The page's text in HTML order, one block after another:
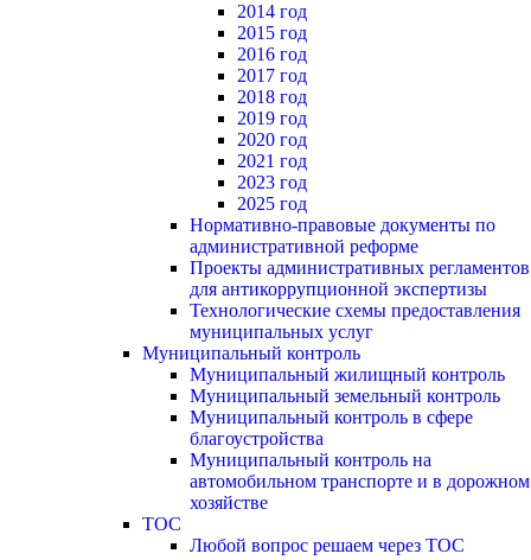
2014 год
2015 год
2016 год
2017 год
2018 год
2019 год
2020 год
2021 год
2023 год
2025 год
Нормативно-правовые документы по
административной реформе
Проекты административных регламентов
для антикоррупционной экспертизы
Технологические схемы предоставления
муниципальных услуг
Муниципальный контроль
Муниципальный жилищный контроль
Муниципальный земельный контроль
Муниципальный контроль в сфере
благоустройства
Муниципальный контроль на
автомобильном транспорте и в дорожном
хозяйстве
ТОС
Любой вопрос решаем через ТОС